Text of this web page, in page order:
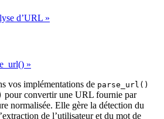
d’URL »
»
vos implémentations de parse_url()
pour convertir une URL fournie par
normalisée. Elle gère la détection du
de l’utilisateur et du mot de